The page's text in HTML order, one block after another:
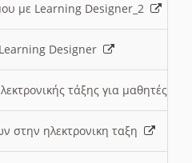
με Learning Designer_2
Designer
τάξης για μαθητές
στην ηλεκτρονικη ταξη